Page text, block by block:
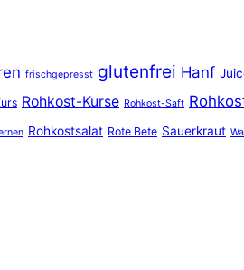
frischgepresst glutenfrei Hanf
Rohkost-Kurse Rohkost-Saft
Rohkostsalat Rote Bete Sauerkraut